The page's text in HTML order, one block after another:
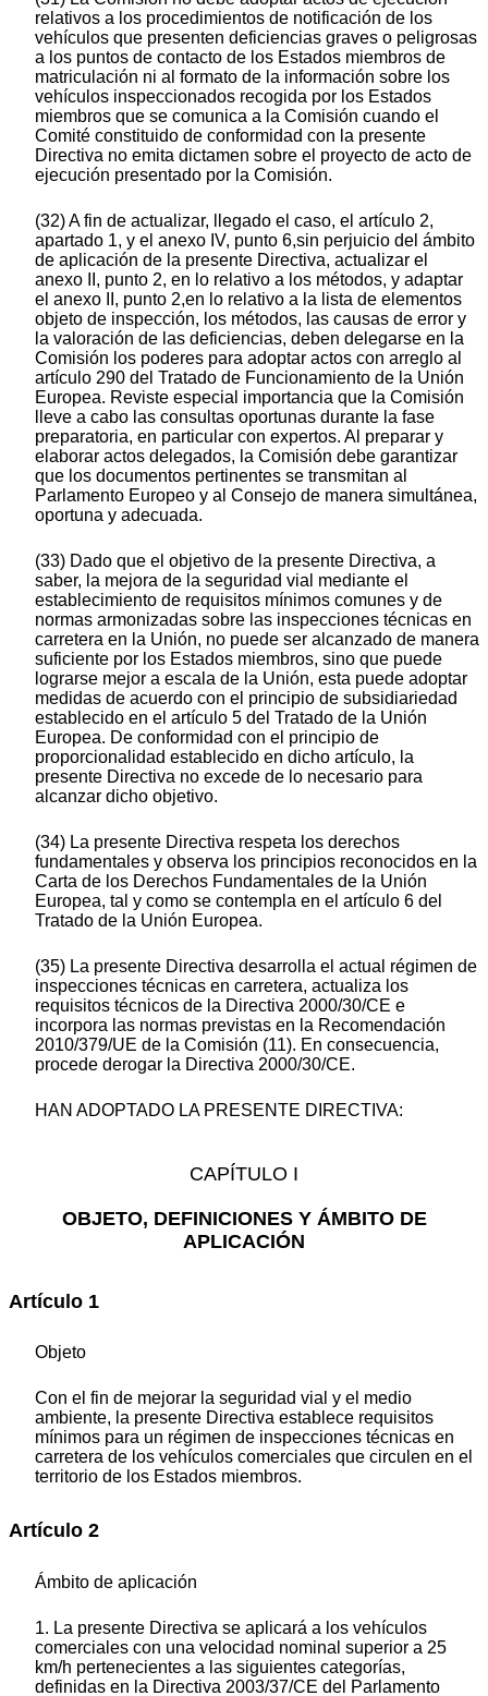
relativos a los procedimientos de notificación de los
vehículos que presenten deficiencias graves o peligrosas
a los puntos de contacto de los Estados miembros de
matriculación ni al formato de la información sobre los
vehículos inspeccionados recogida por los Estados
miembros que se comunica a la Comisión cuando el
Comité constituido de conformidad con la presente
Directiva no emita dictamen sobre el proyecto de acto de
ejecución presentado por la Comisión.
(32) A fin de actualizar, llegado el caso, el artículo 2,
apartado 1, y el anexo IV, punto 6,sin perjuicio del ámbito
de aplicación de la presente Directiva, actualizar el
anexo II, punto 2, en lo relativo a los métodos, y adaptar
el anexo II, punto 2,en lo relativo a la lista de elementos
objeto de inspección, los métodos, las causas de error y
la valoración de las deficiencias, deben delegarse en la
Comisión los poderes para adoptar actos con arreglo al
artículo 290 del Tratado de Funcionamiento de la Unión
Europea. Reviste especial importancia que la Comisión
lleve a cabo las consultas oportunas durante la fase
preparatoria, en particular con expertos. Al preparar y
elaborar actos delegados, la Comisión debe garantizar
que los documentos pertinentes se transmitan al
Parlamento Europeo y al Consejo de manera simultánea,
oportuna y adecuada.
(33) Dado que el objetivo de la presente Directiva, a
saber, la mejora de la seguridad vial mediante el
establecimiento de requisitos mínimos comunes y de
normas armonizadas sobre las inspecciones técnicas en
carretera en la Unión, no puede ser alcanzado de manera
suficiente por los Estados miembros, sino que puede
lograrse mejor a escala de la Unión, esta puede adoptar
medidas de acuerdo con el principio de subsidiariedad
establecido en el artículo 5 del Tratado de la Unión
Europea. De conformidad con el principio de
proporcionalidad establecido en dicho artículo, la
presente Directiva no excede de lo necesario para
alcanzar dicho objetivo.
(34) La presente Directiva respeta los derechos
fundamentales y observa los principios reconocidos en la
Carta de los Derechos Fundamentales de la Unión
Europea, tal y como se contempla en el artículo 6 del
Tratado de la Unión Europea.
(35) La presente Directiva desarrolla el actual régimen de
inspecciones técnicas en carretera, actualiza los
requisitos técnicos de la Directiva 2000/30/CE e
incorpora las normas previstas en la Recomendación
2010/379/UE de la Comisión (11). En consecuencia,
procede derogar la Directiva 2000/30/CE.
HAN ADOPTADO LA PRESENTE DIRECTIVA:
CAPÍTULO I
OBJETO, DEFINICIONES Y ÁMBITO DE
APLICACIÓN
Artículo 1
Objeto
Con el fin de mejorar la seguridad vial y el medio
ambiente, la presente Directiva establece requisitos
mínimos para un régimen de inspecciones técnicas en
carretera de los vehículos comerciales que circulen en el
territorio de los Estados miembros.
Artículo 2
Ámbito de aplicación
1. La presente Directiva se aplicará a los vehículos
comerciales con una velocidad nominal superior a 25
km/h pertenecientes a las siguientes categorías,
definidas en la Directiva 2003/37/CE del Parlamento